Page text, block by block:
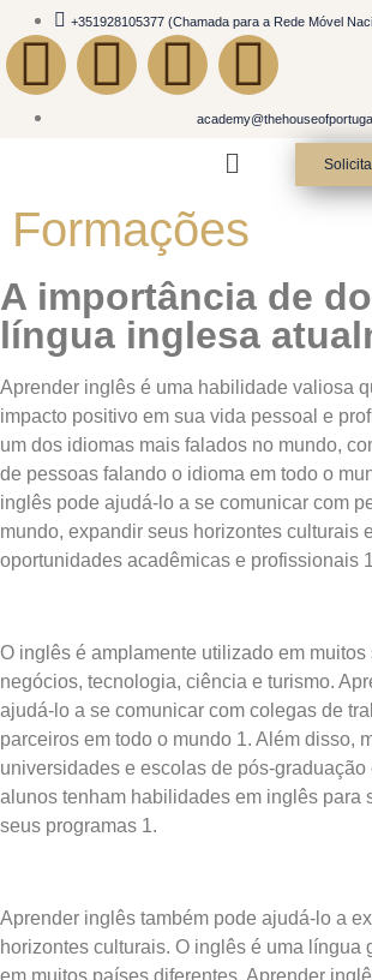
+351928105377 (Chamada para a Rede Móvel
Formações
A importância de
língua inglesa
Aprender inglês é uma habilidade valiosa
impacto positivo em sua vida pessoal e
um dos idiomas mais falados no mundo,
de pessoas falando o idioma em todo o
inglês pode ajudá-lo a se comunicar com
mundo, expandir seus horizontes culturais
oportunidades acadêmicas e profissionais
O inglês é amplamente utilizado em
negócios, tecnologia, ciência e turismo.
ajudá-lo a se comunicar com colegas de
parceiros em todo o mundo 1. Além disso,
universidades e escolas de pós-graduação
alunos tenham habilidades em inglês para
seus programas 1.
Aprender inglês também pode ajudá-lo a
horizontes culturais. O inglês é uma língua
em muitos países diferentes. Aprender